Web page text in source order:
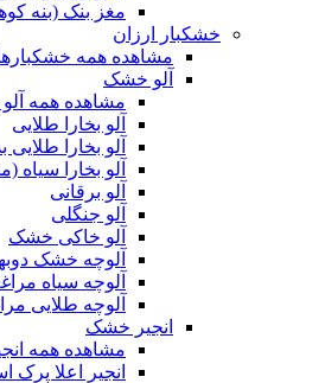
مغز بنک (بنه
خشکبار ارزان
مشاهده همه
آلو خشک
مشاهده همه
آلو بخارا طلایی
آلو بخارا
آلو بخارا
آلو برقانی
آلو جنگلی
آلو خاکی خشک
آلوچه خشک
آلوچه سیاه
آلوچه طلایی
انجیر خشک
مشاهده همه
انجیر اعلا پرک